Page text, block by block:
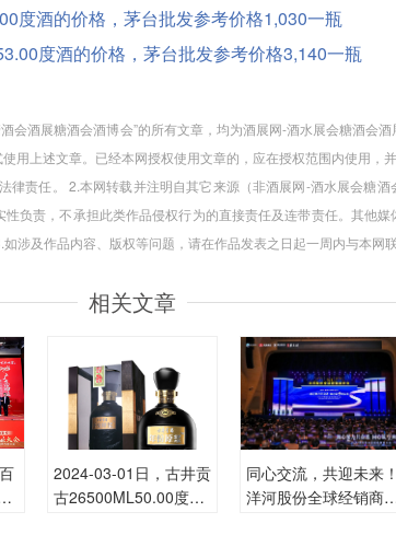
度酒的价格，茅台批发参考价格1,030一瓶
度酒的价格，茅台批发参考价格3,140一瓶
会酒展糖酒会酒博会”的所有文章，均为酒展网-酒水展会糖酒会
用上述文章。已经本网授权使用文章的，应在授权范围内使用，
律责任。 2.本网转载并注明自其它来源（非酒展网-酒水展会糖
负责，不承担此类作品侵权行为的直接责任及连带责任。其他
涉及作品内容、版权等问题，请在作品发表之日起一周内与本网
相关文章
2024-03-01日，古井贡
古26500ML50.00度酒
同心交流，共迎未来！
洋河股份全球经销商